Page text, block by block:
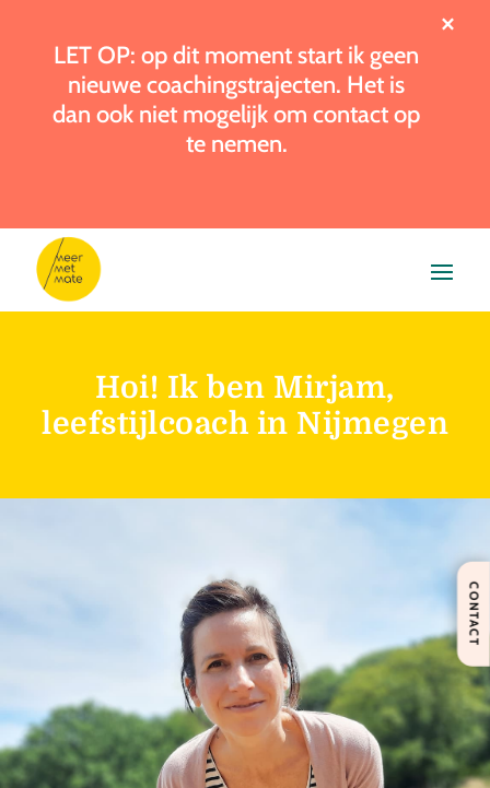
Hoi! Ik ben Mirjam,
leefstijlcoach in Nijmegen
CONTACT
LET OP: op dit moment start ik geen
nieuwe coachingstrajecten. Het is
dan ook niet mogelijk om contact op
te nemen.
×